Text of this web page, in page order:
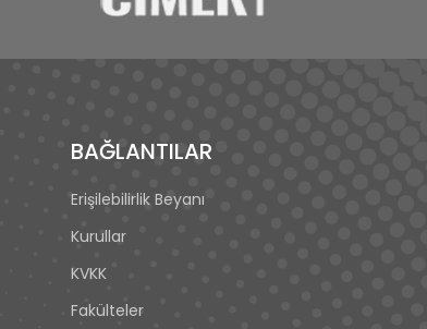
BAĞLANTILAR
Erişilebilirlik Beyanı
Kurullar
KVKK
Fakülteler